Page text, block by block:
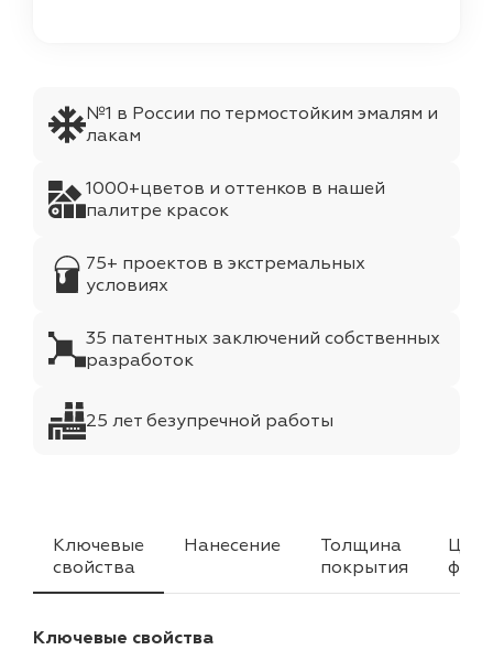
№1 в России по термостойким эмалям и
лакам
1000+цветов и оттенков в нашей
палитре красок
75+ проектов в экстремальных
условиях
35 патентных заключений собственных
разработок
25 лет безупречной работы
Ключевые
свойства
Нанесение
Толщина
покрытия
Ключевые свойства